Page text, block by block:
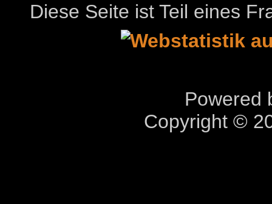
Diese Seite ist Teil eines
Powered
Copyright ©